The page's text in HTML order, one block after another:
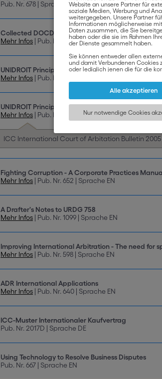
Website an unsere Partner für
soziale Medien, Werbung und
weitergegeben. Unsere Partner
Informationen möglicherweise
Daten zusammen, die Sie
haben oder die sie im Rahmen
der Dienste gesammelt haben.
Sie können entweder allen
und damit Verbundenen Cookies
oder lediglich jenen die für die
notwendig sind. Beachten Sie,
Wahl der zweiten Möglichkeit ggf.
Inhalte angezeigt werden können.
Alle akzeptieren
Nur notwendige Cookies
Pub. Nr. 678 | Sprache EN
Collected DOCDEX Decisions 1997-2003
Mehr Infos | Pub. Nr. 665 | Sprache EN
UNIDROIT Principles of International Commercial
Mehr Infos | Pub. Nr. 642 | Sprache EN
UNIDROIT Principles: New Developments and
Mehr Infos | Pub. Nr. 662 | Sprache EN
ICC International Court of Arbitation Bulletin
Fighting Corruption - A Corporate Practices
Mehr Infos | Pub. Nr. 652 | Sprache EN
A Drafter's Notes to URDG 758
Mehr Infos | Pub. Nr. 1099 | Sprache EN
Improving International Arbitration - The need for
Mehr Infos | Pub. Nr. 598 | Sprache EN
ADR International Applications
Mehr Infos | Pub. Nr. 640 | Sprache EN
ICC-Muster Internationaler Kaufvertrag
Pub. Nr. 2017D | Sprache DE
Using Technology to Resolve Business Disputes
Pub. Nr. 667 | Sprache EN